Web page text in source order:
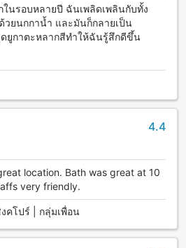
ในรอบหลายปี ฉันเพลิดเพลินกับทั้ง
วยนกกาน้ำ และมันก็กลายเป็น
ยูกาตะหลากสีทำให้ฉันรู้สึกดีขึ้น
4.4
location. Bath was great at 10
very friendly.
คโปร์ | กลุ่มเพื่อน